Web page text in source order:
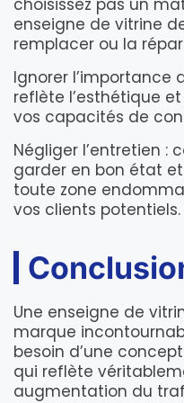
choisissez pas un
enseigne de vitrine
remplacer ou la
Ignorer l’importance
reflète l’esthétique
vos capacités de
Négliger l’entretien :
garder en bon état
toute zone
vos clients potentiels.
Une enseigne de
marque
besoin d’une
qui reflète
augmentation du